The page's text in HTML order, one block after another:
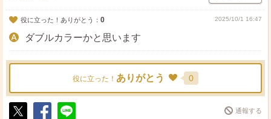
役に立った！ありがとう： 0 2025/10/1 16:47
ダブルカラーかと思います
役に立った！ ありがとう 0
通報する